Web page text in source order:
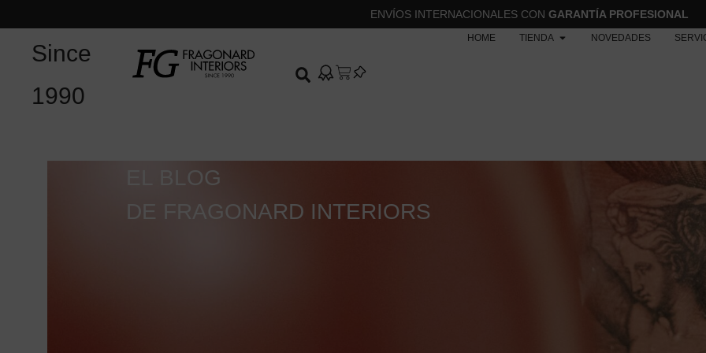
ENVÍOS INTERNACIONALES CON GARANTÍA PROFESIONAL
Since
1990
HOME TIENDA NOVEDADES
EL BLOG
DE FRAGONARD INTERIORS